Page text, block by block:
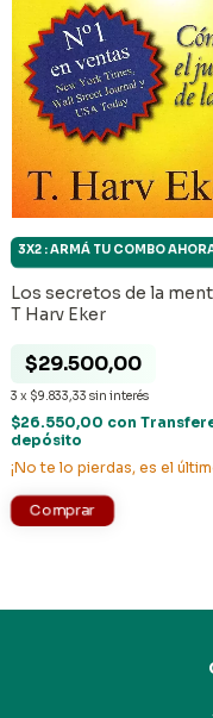
Los secretos de la
T Harv Eker
$29.500,00
3 x $9.833,33 sin interés
3X2 : ARMÁ TU COMBO
$26.550,00 con
depósito
¡No te lo pierdas, es el